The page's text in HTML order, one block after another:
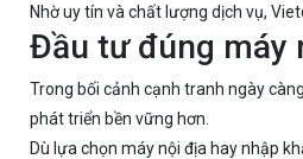
Nhờ uy tín và chất lượng dịch vụ,
Đầu tư đúng máy
Trong bối cảnh cạnh tranh ngày
phát triển bền vững hơn.
Dù lựa chọn máy nội địa hay nhập